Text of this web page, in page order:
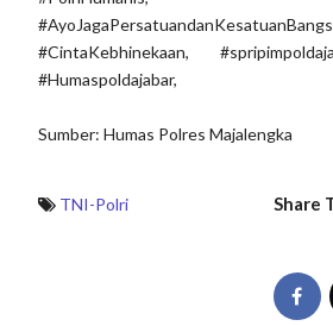
#CintaKebhinekaan,
#Humaspoldajabar,
Sumber: Humas Polres Majalengka
TNI-Polri Share